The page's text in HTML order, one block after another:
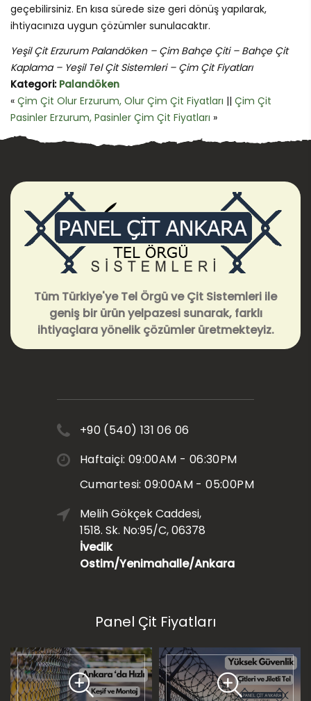
geçebilirsiniz. En kısa sürede size geri dönüş yapılarak,
ihtiyacınıza uygun çözümler sunulacaktır.
Yeşil Çit Erzurum Palandöken – Çim Bahçe Çiti – Bahçe Çit
Kaplama – Yeşil Tel Çit Sistemleri – Çim Çit Fiyatları
Kategori: Palandöken
« Çim Çit Olur Erzurum, Olur Çim Çit Fiyatları || Çim Çit
Pasinler Erzurum, Pasinler Çim Çit Fiyatları »
Tüm Türkiye'ye Tel Örgü ve Çit Sistemleri ile
geniş bir ürün yelpazesi sunarak, farklı
ihtiyaçlara yönelik çözümler üretmekteyiz.
+90 (540) 131 06 06
Haftaiçi: 09:00AM - 06:30PM
Cumartesi: 09:00AM - 05:00PM
Melih Gökçek Caddesi,
1518. Sk. No:95/C, 06378
İvedik
Ostim/Yenimahalle/Ankara
Panel Çit Fiyatları